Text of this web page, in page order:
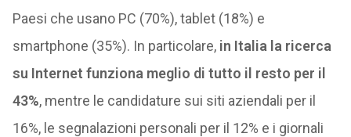
Paesi che usano PC (70%), tablet (18%) e
smartphone (35%). In particolare, in Italia la ricerca
su Internet funziona meglio di tutto il resto per il
43%, mentre le candidature sui siti aziendali per il
16%, le segnalazioni personali per il 12% e i giornali